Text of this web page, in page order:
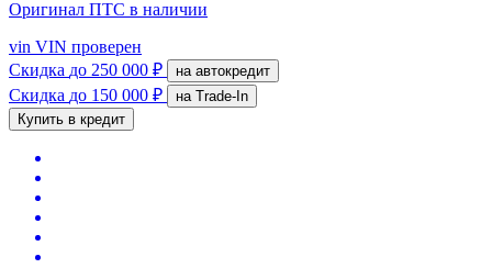
Оригинал ПТС в наличии
vin VIN проверен
Скидка до 250 000 ₽ на автокредит
Скидка до 150 000 ₽
на Trade-In
Купить в кредит